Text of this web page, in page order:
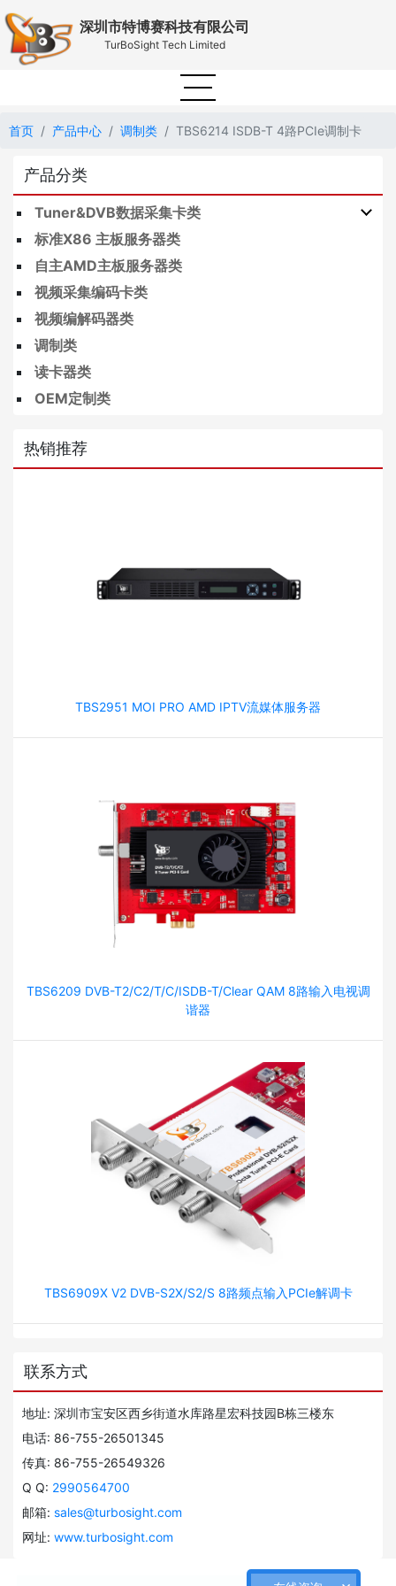
深圳市特博赛科技有限公司
TurBoSight Tech Limited
首页 产品中心 调制类 TBS6214 ISDB-T 4路PCIe调制卡
产品分类
Tuner&DVB数据采集卡类
标准X86 主板服务器类
自主AMD主板服务器类
视频采集编码卡类
视频编解码器类
调制类
读卡器类
OEM定制类
热销推荐
TBS2951 MOI PRO AMD IPTV流媒体服务器
TBS6209 DVB-T2/C2/T/C/ISDB-T/Clear QAM 8路输入电视调
谐器
TBS6909X V2 DVB-S2X/S2/S 8路频点输入PCIe解调卡
联系方式
地址: 深圳市宝安区西乡街道水库路星宏科技园B栋三楼东
电话: 86-755-26501345
传真: 86-755-26549326
Q Q: 2990564700
邮箱: sales@turbosight.com
网址: www.turbosight.com